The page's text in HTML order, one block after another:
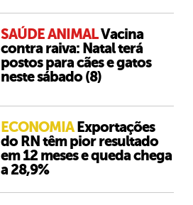
SAÚDE ANIMALVacina
contra raiva: Natal terá
postos para cães e gatos
neste sábado (8)
ECONOMIA Exportações
do RN têm pior resultado
em 12 meses e queda chega
a 28,9%